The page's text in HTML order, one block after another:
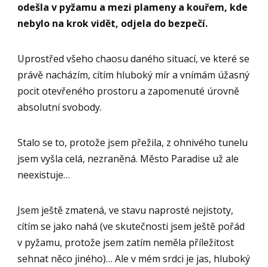
odešla v pyžamu a mezi plameny a kouřem, kde
nebylo na krok vidět, odjela do bezpečí.
Uprostřed všeho chaosu daného situací, ve které se
právě nacházím, cítím hluboký mír a vnímám úžasný
pocit otevřeného prostoru a zapomenuté úrovně
absolutní svobody.
Stalo se to, protože jsem přežila, z ohnivého tunelu
jsem vyšla celá, nezraněná. Město Paradise už ale
neexistuje…
Jsem ještě zmatená, ve stavu naprosté nejistoty,
cítím se jako nahá (ve skutečnosti jsem ještě pořád
v pyžamu, protože jsem zatím neměla příležitost
sehnat něco jiného)… Ale v mém srdci je jas, hluboký